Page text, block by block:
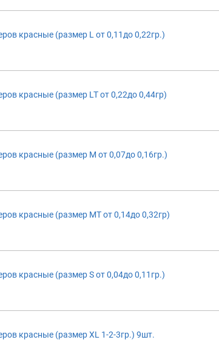
красные (размер L от 0,11до 0,22гр.)
красные (размер LT от 0,22до 0,44гр)
красные (размер M от 0,07до 0,16гр.)
красные (размер MT от 0,14до 0,32гр)
красные (размер S от 0,04до 0,11гр.)
красные (размер XL 1-2-3гр.) 9шт.